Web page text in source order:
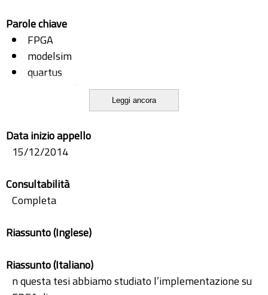
Parole chiave
FPGA
modelsim
quartus
retina artificiale
tracking
Trigger
Leggi ancora
Data inizio appello
15/12/2014
Consultabilità
Completa
Riassunto (Inglese)
Riassunto (Italiano)
n questa tesi abbiamo studiato l’implementazione su